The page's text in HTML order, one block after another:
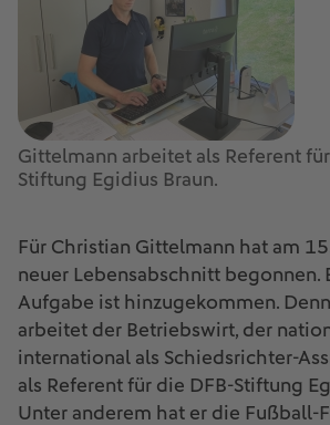
Gittelmann arbeitet als Referent
Stiftung Egidius Braun.
Für Christian Gittelmann hat am
neuer Lebensabschnitt begonnen.
Aufgabe ist hinzugekommen.
arbeitet der Betriebswirt, der
international als Schiedsrichter-
als Referent für die DFB-Stiftung
Unter anderem hat er die Fußball-